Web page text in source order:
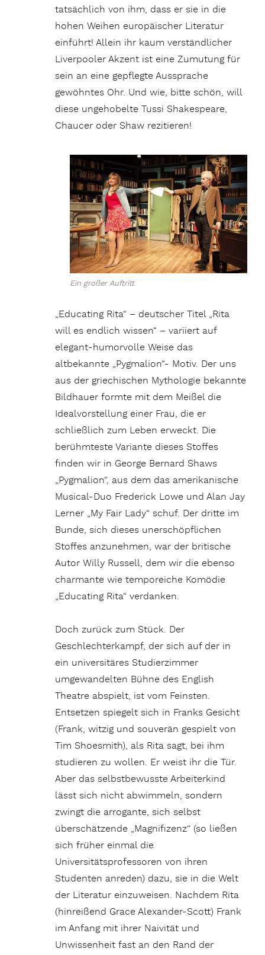
tatsächlich von ihm, dass er sie in die
hohen Weihen europäischer Literatur
einführt! Allein ihr kaum verständlicher
Liverpooler Akzent ist eine Zumutung für
sein an eine gepflegte Aussprache
gewöhntes Ohr. Und wie, bitte schön, will
diese ungehobelte Tussi Shakespeare,
Chaucer oder Shaw rezitieren!
Ein großer Auftritt
„Educating Rita“ – deutscher Titel „Rita
will es endlich wissen“ – variiert auf
elegant-humorvolle Weise das
altbekannte „Pygmalion“- Motiv. Der uns
aus der griechischen Mythologie bekannte
Bildhauer formte mit dem Meißel die
Idealvorstellung einer Frau, die er
schließlich zum Leben erweckt. Die
berühmteste Variante dieses Stoffes
finden wir in George Bernard Shaws
„Pygmalion“, aus dem das amerikanische
Musical-Duo Frederick Lowe und Alan Jay
Lerner „My Fair Lady“ schuf. Der dritte im
Bunde, sich dieses unerschöpflichen
Stoffes anzunehmen, war der britische
Autor Willy Russell, dem wir die ebenso
charmante wie temporeiche Komödie
„Educating Rita“ verdanken.
Doch zurück zum Stück. Der
Geschlechterkampf, der sich auf der in
ein universitäres Studierzimmer
umgewandelten Bühne des English
Theatre abspielt, ist vom Feinsten.
Entsetzen spiegelt sich in Franks Gesicht
(Frank, witzig und souverän gespielt von
Tim Shoesmith), als Rita sagt, bei ihm
studieren zu wollen. Er weist ihr die Tür.
Aber das selbstbewusste Arbeiterkind
lässt sich nicht abwimmeln, sondern
zwingt die arrogante, sich selbst
überschätzende „Magnifizenz“ (so ließen
sich früher einmal die
Universitätsprofessoren von ihren
Studenten anreden) dazu, sie in die Welt
der Literatur einzuweisen. Nachdem Rita
(hinreißend Grace Alexander-Scott) Frank
im Anfang mit ihrer Naivität und
Unwissenheit fast an den Rand der